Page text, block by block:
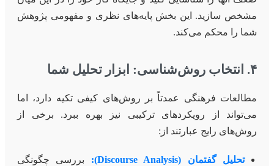
مشخص سازید. این بخش پایه‌های نظری و مفهومی پژوهش
شما را محکم می‌کند.
۴. انتخاب روش‌شناسی: ابزار تحلیل شما
مطالعات فرهنگی عمدتاً بر روش‌های کیفی تکیه دارد، اما
می‌تواند از رویکردهای ترکیبی نیز بهره ببرد. برخی از
روش‌های رایج عبارتند از:
تحلیل گفتمان (Discourse Analysis):
بررسی چگونگی